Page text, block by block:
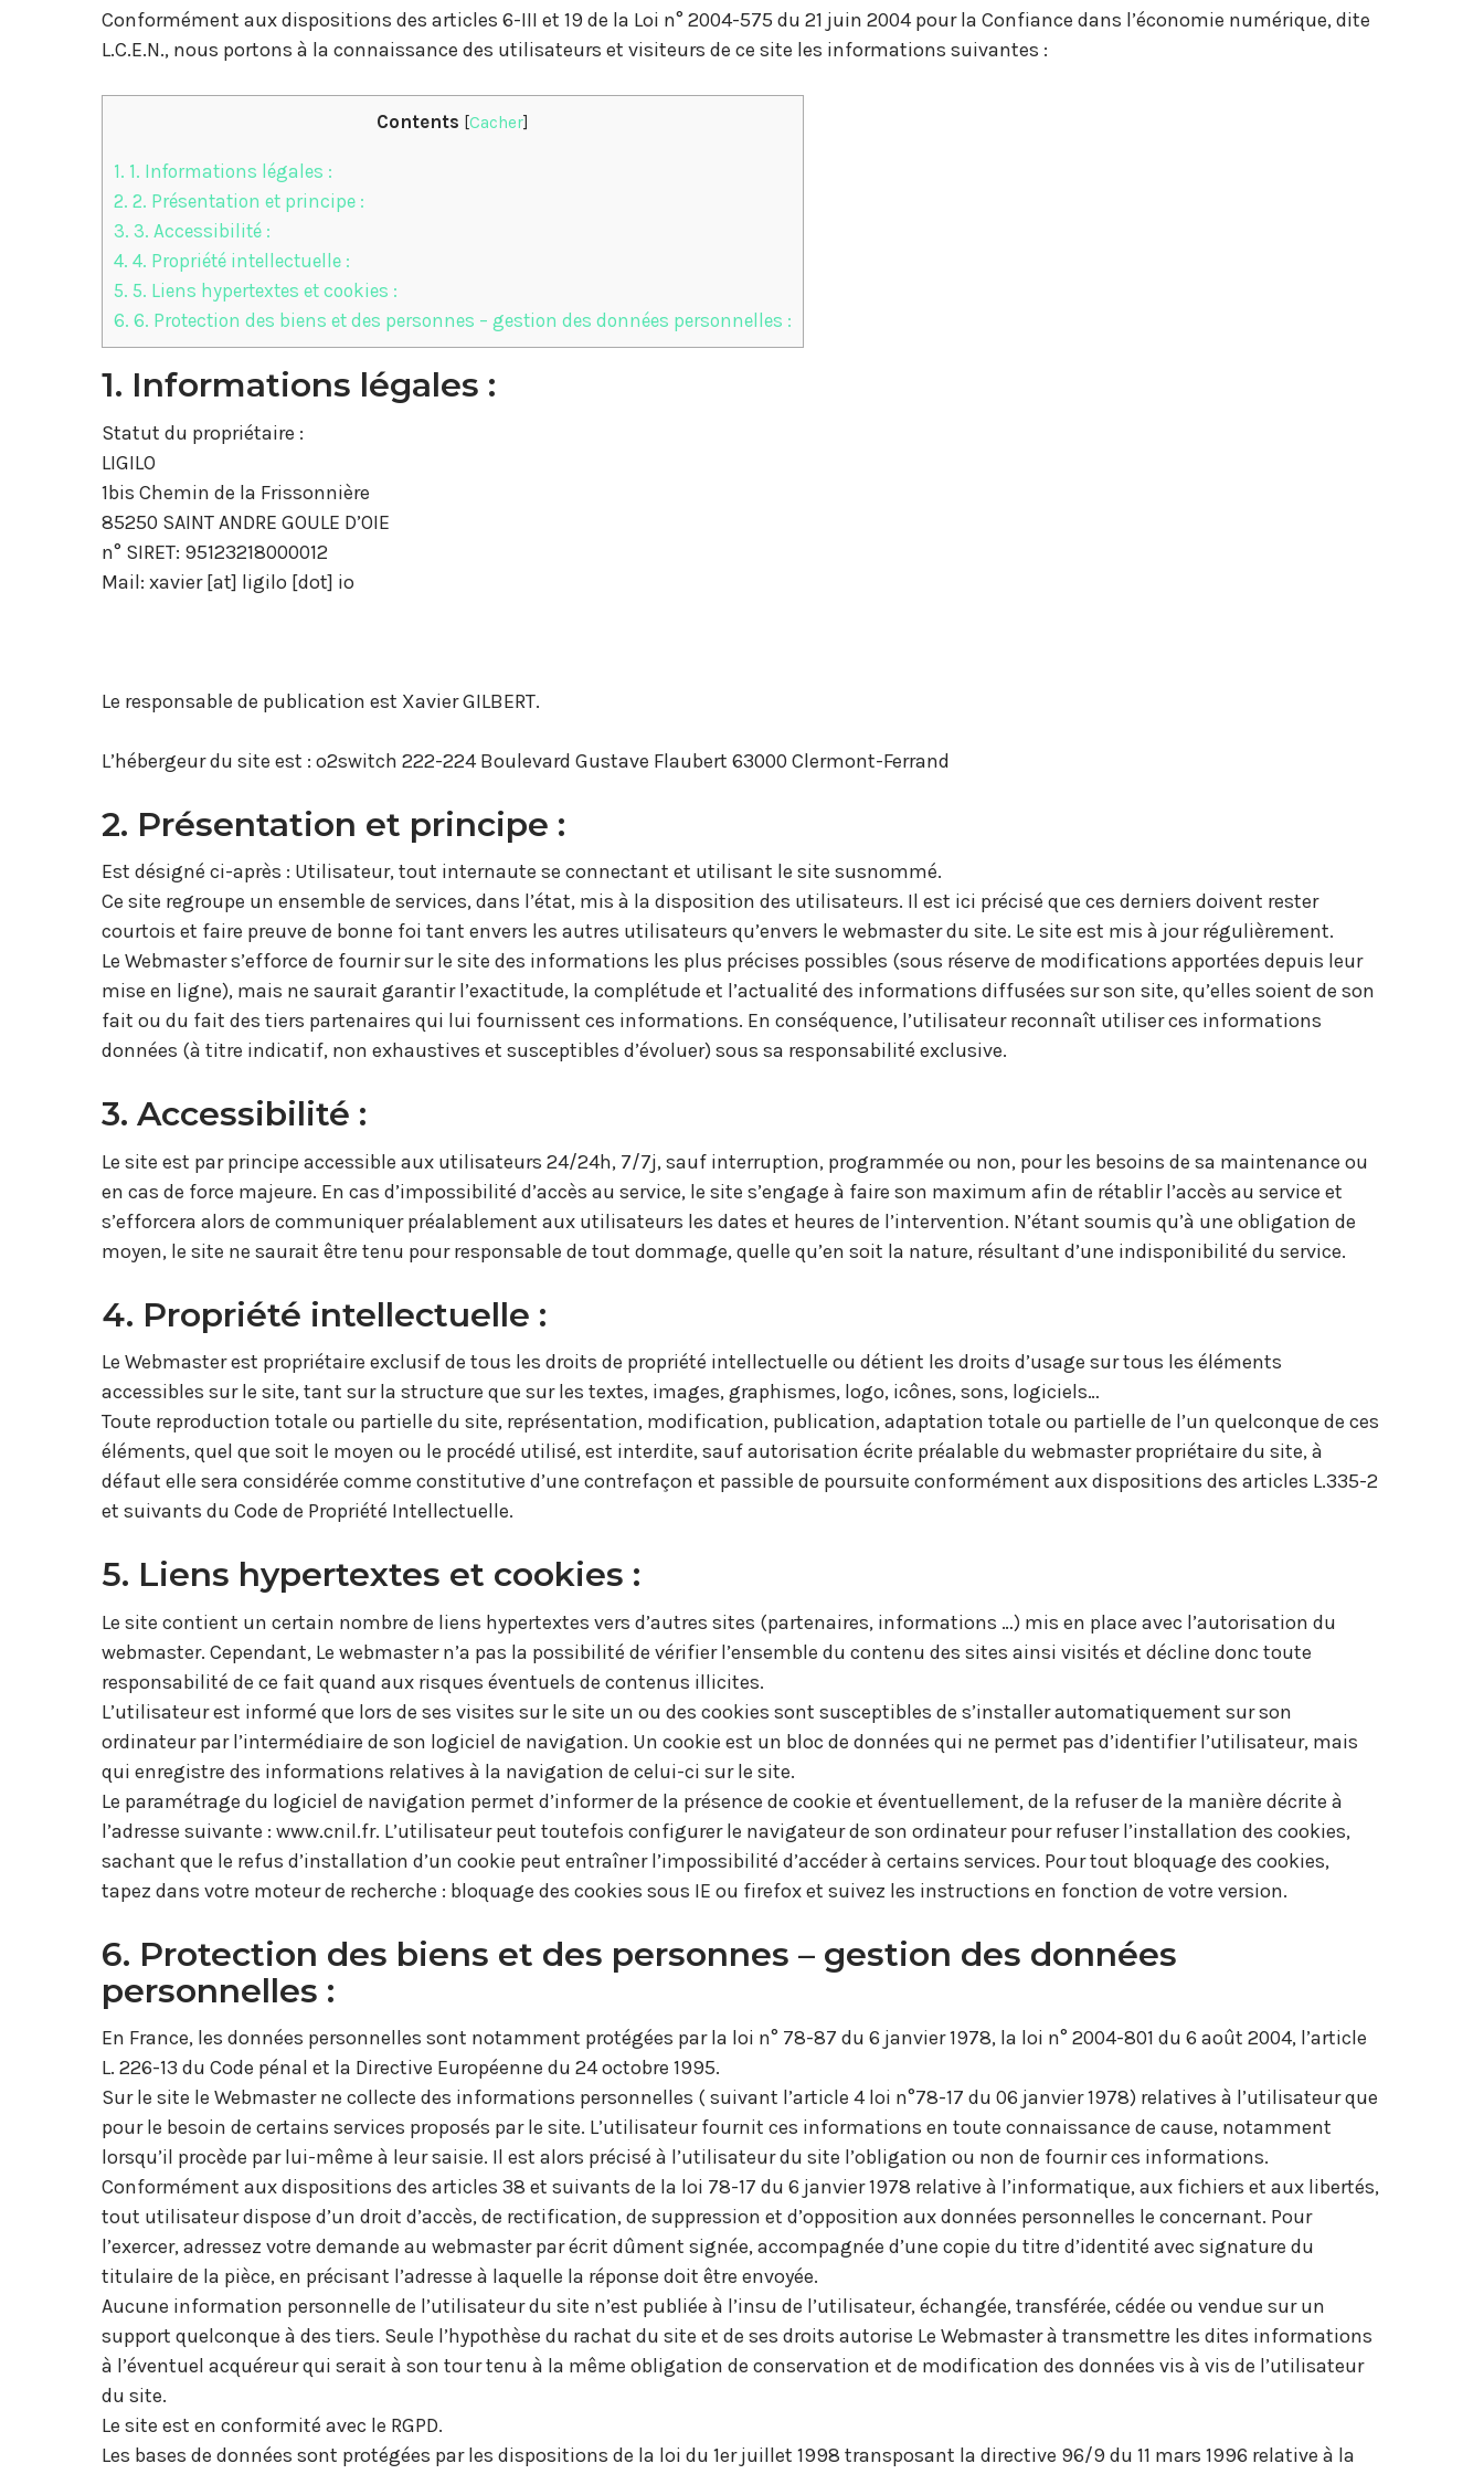
Conformément aux dispositions des articles 6-III et 19 de la Loi n° 2004-575 du 21 juin 2004 pour la Confiance dans l’économie numérique, dite
L.C.E.N., nous portons à la connaissance des utilisateurs et visiteurs de ce site les informations suivantes :
Contents [Cacher]
1. 1. Informations légales :
2. 2. Présentation et principe :
3. 3. Accessibilité :
4. 4. Propriété intellectuelle :
5. 5. Liens hypertextes et cookies :
6. 6. Protection des biens et des personnes – gestion des données personnelles :
1. Informations légales :
Statut du propriétaire :
LIGILO
1bis Chemin de la Frissonnière
85250 SAINT ANDRE GOULE D’OIE
n° SIRET: 95123218000012
Mail: xavier [at] ligilo [dot] io
Le responsable de publication est Xavier GILBERT.
L’hébergeur du site est : o2switch 222-224 Boulevard Gustave Flaubert 63000 Clermont-Ferrand
2. Présentation et principe :
Est désigné ci-après : Utilisateur, tout internaute se connectant et utilisant le site susnommé.
Ce site regroupe un ensemble de services, dans l’état, mis à la disposition des utilisateurs. Il est ici précisé que ces derniers doivent rester
courtois et faire preuve de bonne foi tant envers les autres utilisateurs qu’envers le webmaster du site. Le site est mis à jour régulièrement.
Le Webmaster s’efforce de fournir sur le site des informations les plus précises possibles (sous réserve de modifications apportées depuis leur
mise en ligne), mais ne saurait garantir l’exactitude, la complétude et l’actualité des informations diffusées sur son site, qu’elles soient de son
fait ou du fait des tiers partenaires qui lui fournissent ces informations. En conséquence, l’utilisateur reconnaît utiliser ces informations
données (à titre indicatif, non exhaustives et susceptibles d’évoluer) sous sa responsabilité exclusive.
3. Accessibilité :
Le site est par principe accessible aux utilisateurs 24/24h, 7/7j, sauf interruption, programmée ou non, pour les besoins de sa maintenance ou
en cas de force majeure. En cas d’impossibilité d’accès au service, le site s’engage à faire son maximum afin de rétablir l’accès au service et
s’efforcera alors de communiquer préalablement aux utilisateurs les dates et heures de l’intervention. N’étant soumis qu’à une obligation de
moyen, le site ne saurait être tenu pour responsable de tout dommage, quelle qu’en soit la nature, résultant d’une indisponibilité du service.
4. Propriété intellectuelle :
Le Webmaster est propriétaire exclusif de tous les droits de propriété intellectuelle ou détient les droits d’usage sur tous les éléments
accessibles sur le site, tant sur la structure que sur les textes, images, graphismes, logo, icônes, sons, logiciels…
Toute reproduction totale ou partielle du site, représentation, modification, publication, adaptation totale ou partielle de l’un quelconque de ces
éléments, quel que soit le moyen ou le procédé utilisé, est interdite, sauf autorisation écrite préalable du webmaster propriétaire du site, à
défaut elle sera considérée comme constitutive d’une contrefaçon et passible de poursuite conformément aux dispositions des articles L.335-2
et suivants du Code de Propriété Intellectuelle.
5. Liens hypertextes et cookies :
Le site contient un certain nombre de liens hypertextes vers d’autres sites (partenaires, informations …) mis en place avec l’autorisation du
webmaster. Cependant, Le webmaster n’a pas la possibilité de vérifier l’ensemble du contenu des sites ainsi visités et décline donc toute
responsabilité de ce fait quand aux risques éventuels de contenus illicites.
L’utilisateur est informé que lors de ses visites sur le site un ou des cookies sont susceptibles de s’installer automatiquement sur son
ordinateur par l’intermédiaire de son logiciel de navigation. Un cookie est un bloc de données qui ne permet pas d’identifier l’utilisateur, mais
qui enregistre des informations relatives à la navigation de celui-ci sur le site.
Le paramétrage du logiciel de navigation permet d’informer de la présence de cookie et éventuellement, de la refuser de la manière décrite à
l’adresse suivante : www.cnil.fr. L’utilisateur peut toutefois configurer le navigateur de son ordinateur pour refuser l’installation des cookies,
sachant que le refus d’installation d’un cookie peut entraîner l’impossibilité d’accéder à certains services. Pour tout bloquage des cookies,
tapez dans votre moteur de recherche : bloquage des cookies sous IE ou firefox et suivez les instructions en fonction de votre version.
6. Protection des biens et des personnes – gestion des données
personnelles :
En France, les données personnelles sont notamment protégées par la loi n° 78-87 du 6 janvier 1978, la loi n° 2004-801 du 6 août 2004, l’article
L. 226-13 du Code pénal et la Directive Européenne du 24 octobre 1995.
Sur le site le Webmaster ne collecte des informations personnelles ( suivant l’article 4 loi n°78-17 du 06 janvier 1978) relatives à l’utilisateur que
pour le besoin de certains services proposés par le site. L’utilisateur fournit ces informations en toute connaissance de cause, notamment
lorsqu’il procède par lui-même à leur saisie. Il est alors précisé à l’utilisateur du site l’obligation ou non de fournir ces informations.
Conformément aux dispositions des articles 38 et suivants de la loi 78-17 du 6 janvier 1978 relative à l’informatique, aux fichiers et aux libertés,
tout utilisateur dispose d’un droit d’accès, de rectification, de suppression et d’opposition aux données personnelles le concernant. Pour
l’exercer, adressez votre demande au webmaster par écrit dûment signée, accompagnée d’une copie du titre d’identité avec signature du
titulaire de la pièce, en précisant l’adresse à laquelle la réponse doit être envoyée.
Aucune information personnelle de l’utilisateur du site n’est publiée à l’insu de l’utilisateur, échangée, transférée, cédée ou vendue sur un
support quelconque à des tiers. Seule l’hypothèse du rachat du site et de ses droits autorise Le Webmaster à transmettre les dites informations
à l’éventuel acquéreur qui serait à son tour tenu à la même obligation de conservation et de modification des données vis à vis de l’utilisateur
du site.
Le site est en conformité avec le RGPD.
Les bases de données sont protégées par les dispositions de la loi du 1er juillet 1998 transposant la directive 96/9 du 11 mars 1996 relative à la